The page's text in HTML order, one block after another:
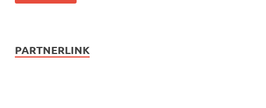
PARTNERLINK